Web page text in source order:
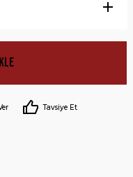
Tavsiye Et